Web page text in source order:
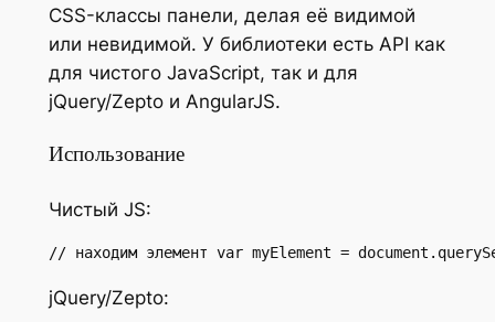
CSS-классы панели, делая её видимой
или невидимой. У библиотеки есть API как
для чистого JavaScript, так и для
jQuery/Zepto и AngularJS.
Использование
Чистый JS:
// находим элемент var myElement =
jQuery/Zepto: